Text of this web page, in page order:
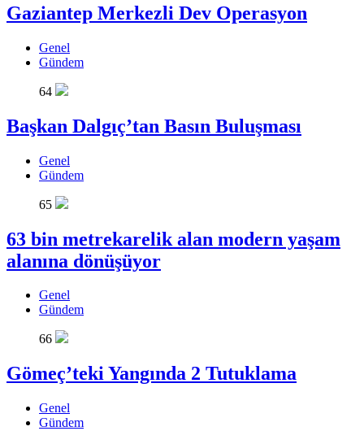
Gaziantep Merkezli Dev Operasyon
Genel
Gündem
64
Başkan Dalgıç’tan Basın Buluşması
Genel
Gündem
65
63 bin metrekarelik alan modern yaşam
alanına dönüşüyor
Genel
Gündem
66
Gömeç’teki Yangında 2 Tutuklama
Genel
Gündem